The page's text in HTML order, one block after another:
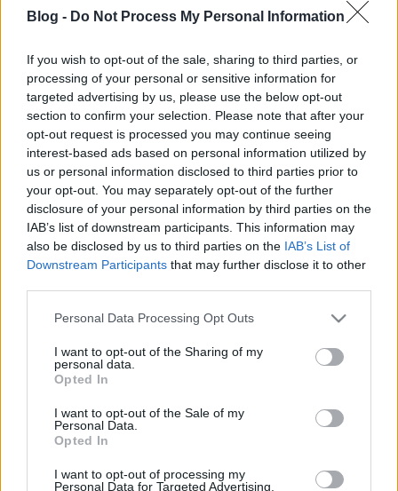
Blog - Do Not Process My Personal Information
If you wish to opt-out of the sale, sharing to third parties, or
processing of your personal or sensitive information for
targeted advertising by us, please use the below opt-out
section to confirm your selection. Please note that after your
opt-out request is processed you may continue seeing
interest-based ads based on personal information utilized by
us or personal information disclosed to third parties prior to
your opt-out. You may separately opt-out of the further
disclosure of your personal information by third parties on the
IAB’s list of downstream participants. This information may
also be disclosed by us to third parties on the IAB’s List of
Downstream Participants that may further disclose it to other
Please note that this website/app uses one or more Google
not limited to your visit or usage behaviour. You may click to
grant or deny consent to Google and its third-party tags to
use your data for below specified purposes in below Google
consent section.
Personal Data Processing Opt Outs
I want to opt-out of the Sharing of my
personal data.
Opted In
I want to opt-out of the Sale of my
Personal Data.
Opted In
I want to opt-out of processing my
Personal Data for Targeted Advertising.
Rékocs• 2012. január 27.
Képek, hírek a nyáron megjelenő készletekről a UK
Toy Fairen: Gyűrűk Ura, Star Wars, Super Heroes és
minden egyéb témában. (Az idei City ádventi
kalendáriumban tűzoltós téma lesz!) Legó
ellenzékiekre bukott ki az orosz rendőrség.
Megjelent az LDD tervezőprogram legújabb…
Breaking: LOTR
tutuka•2011. december 16.
jövőre érkezik a Gyűrűk ura! Talán még emlékeztek
páran, mikor azon keseregtem, hogy milyen kár, hog
nem vagyunk szivárogtatós blog, pedig olyan
kontentünk lenne, hogy csak még. Na, a mai lett
volna az a nagy hír, amit aztán…
Gyűrűk ura: gondoljuk csak végig!